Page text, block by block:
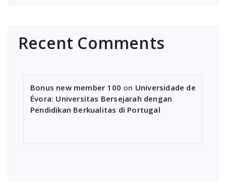
Recent Comments
Bonus new member 100 on Universidade de
Évora: Universitas Bersejarah dengan
Pendidikan Berkualitas di Portugal